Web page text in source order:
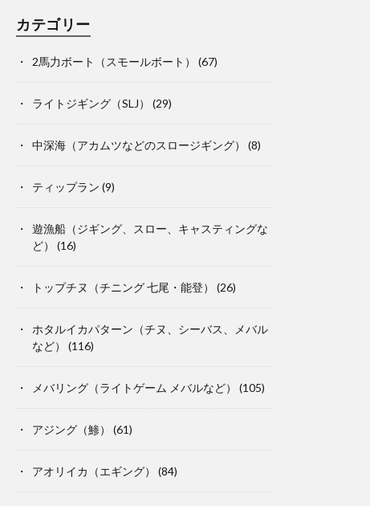
カテゴリー
2馬力ボート（スモールボート） (67)
ライトジギング（SLJ） (29)
中深海（アカムツなどのスロージギング） (8)
ティップラン (9)
遊漁船（ジギング、スロー、キャスティングな
ど）
(16)
トップチヌ（チニング 七尾・能登） (26)
ホタルイカパターン（チヌ、シーバス、メバル
など）
(116)
メバリング（ライトゲーム メバルなど） (105)
アジング（鯵） (61)
アオリイカ（エギング） (84)